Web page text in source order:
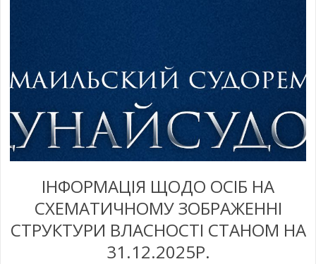
ІНФОРМАЦІЯ ЩОДО ОСІБ НА
СХЕМАТИЧНОМУ ЗОБРАЖЕННІ
СТРУКТУРИ ВЛАСНОСТІ СТАНОМ НА
31.12.2025Р.